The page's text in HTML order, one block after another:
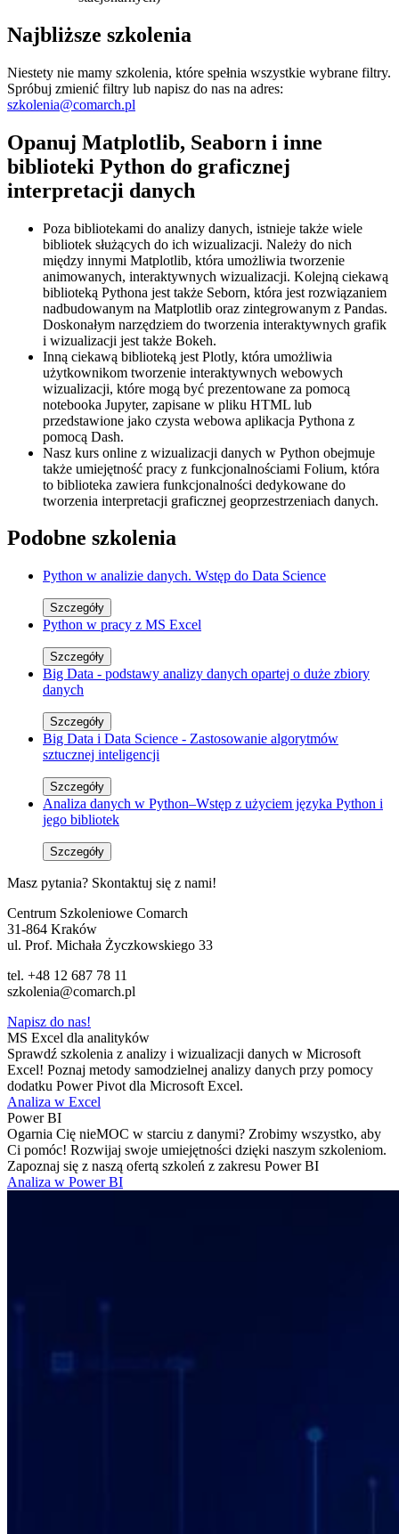
Najbliższe szkolenia
Niestety nie mamy szkolenia, które spełnia wszystkie wybrane filtry.
Spróbuj zmienić filtry lub napisz do nas na adres:
szkolenia@comarch.pl
Opanuj Matplotlib, Seaborn i inne
biblioteki Python do graficznej
interpretacji danych
Poza bibliotekami do analizy danych, istnieje także wiele
bibliotek służących do ich wizualizacji. Należy do nich
między innymi Matplotlib, która umożliwia tworzenie
animowanych, interaktywnych wizualizacji. Kolejną ciekawą
biblioteką Pythona jest także Seborn, która jest rozwiązaniem
nadbudowanym na Matplotlib oraz zintegrowanym z Pandas.
Doskonałym narzędziem do tworzenia interaktywnych grafik
i wizualizacji jest także Bokeh.
Inną ciekawą biblioteką jest Plotly, która umożliwia
użytkownikom tworzenie interaktywnych webowych
wizualizacji, które mogą być prezentowane za pomocą
notebooka Jupyter, zapisane w pliku HTML lub
przedstawione jako czysta webowa aplikacja Pythona z
pomocą Dash.
Nasz kurs online z wizualizacji danych w Python obejmuje
także umiejętność pracy z funkcjonalnościami Folium, która
to biblioteka zawiera funkcjonalności dedykowane do
tworzenia interpretacji graficznej geoprzestrzeniach danych.
Podobne szkolenia
Python w analizie danych. Wstęp do Data Science
Szczegóły
Python w pracy z MS Excel
Szczegóły
Big Data - podstawy analizy danych opartej o duże zbiory
danych
Szczegóły
Big Data i Data Science - Zastosowanie algorytmów
sztucznej inteligencji
Szczegóły
Analiza danych w Python–Wstęp z użyciem języka Python i
jego bibliotek
Szczegóły
Masz pytania? Skontaktuj się z nami!
Centrum Szkoleniowe Comarch
31-864 Kraków
ul. Prof. Michała Życzkowskiego 33
tel. +48 12 687 78 11
szkolenia@comarch.pl
Napisz do nas!
MS Excel dla analityków
Sprawdź szkolenia z analizy i wizualizacji danych w Microsoft
Excel! Poznaj metody samodzielnej analizy danych przy pomocy
dodatku Power Pivot dla Microsoft Excel.
Analiza w Excel
Power BI
Ogarnia Cię nieMOC w starciu z danymi? Zrobimy wszystko, aby
Ci pomóc! Rozwijaj swoje umiejętności dzięki naszym szkoleniom.
Zapoznaj się z naszą ofertą szkoleń z zakresu Power BI
Analiza w Power BI